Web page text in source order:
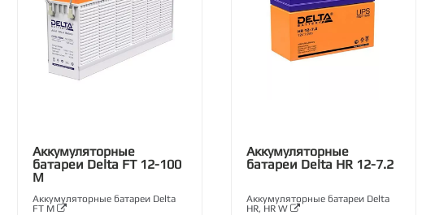
Аккумуляторные
батареи Delta FT 12-100
M
Аккумуляторные батареи Delta
FT M
Аккумуляторные
батареи Delta HR 12-7.2
Аккумуляторные батареи Delta
HR, HR W